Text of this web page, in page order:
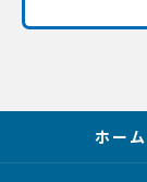
ホーム